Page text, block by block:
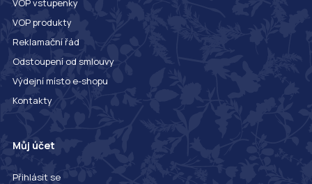
VOP vstupenky
VOP produkty
Reklamační řád
Odstoupení od smlouvy
Výdejní místo e-shopu
Kontakty
Můj účet
Přihlásit se